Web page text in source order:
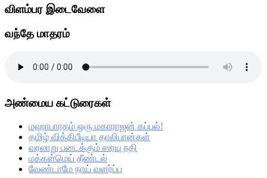
விளம்பர இடைவேளை
வந்தே மாதரம்
அண்மைய கட்டுரைகள்
மஹாபாரதம் ஒரு மகாராஜன் கப்பல்!
தமிழ் விக்கிபீடியா தாலிபான்கள்
வரலாறு படைக்கும் ஸரயு நதி
மக்கள்மெய் தீண்டல்
வேண்டாமே நாய் வளர்ப்பு